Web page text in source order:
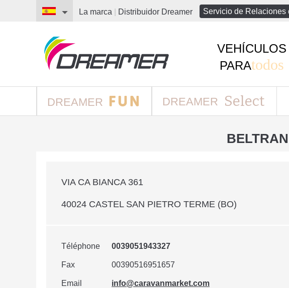
La marca Distribuidor Dreamer Servicio de Relaciones
VEHÍCULOS
PARAtodos
DREAMER DREAMER Select
VIA CA BIANCA 361
40024 CASTEL SAN PIETRO TERME (BO)
Téléphone 0039051943327
Fax 00390516951657
Email info@caravanmarket.com